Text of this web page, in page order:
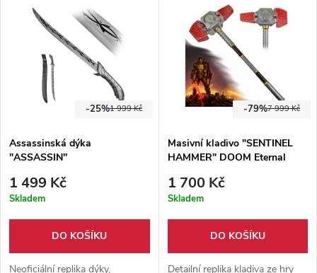
cosplaye, či jen ta na výstavu
do pokoje.
cosplaye, či jen ta na výstavu
do pokoje.
1 999 Kč
-25%
Assassinská dýka
"ASSASSIN"
1 499 Kč
Skladem
DO KOŠÍKU
Neoficiální replika dýky,
7 999 Kč
-79%
Masivní kladivo "SENTINEL
HAMMER" DOOM Eternal
1 700 Kč
Skladem
DO KOŠÍKU
Detailní replika kladiva ze hry